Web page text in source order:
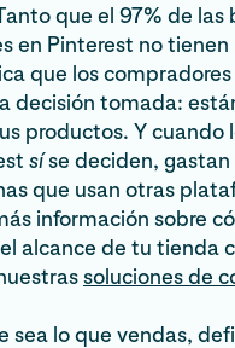
que el 97% de las
en Pinterest no tienen
que los
decisión tomada:
productos. Y cuando
síse deciden, gastan
que usan otras
información sobre
alcance de tu tienda
soluciones de
sea lo que vendas,